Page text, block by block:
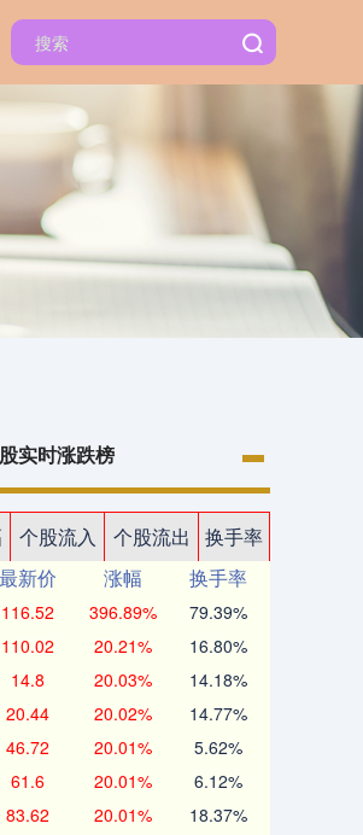
实时涨跌榜
个股流入 个股流出
换手率
最新价 涨幅
换手率
116.52 396.89% 79.39%
110.02 20.21% 16.80%
14.8 20.03% 14.18%
20.44 20.02% 14.77%
46.72 20.01% 5.62%
61.6 20.01% 6.12%
83.62 20.01% 18.37%